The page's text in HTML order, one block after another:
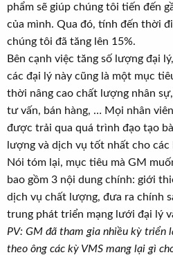
phẩm sẽ giúp chúng tôi tiến đến
của mình. Qua đó, tính đến thời
chúng tôi đã tăng lên 15%.
Bên cạnh việc tăng số lượng đại
các đại lý này cũng là một mục
thời nâng cao chất lượng nhân
tư vấn, bán hàng, … Mọi nhân
được trải qua quá trình đạo tạo
lượng và dịch vụ tốt nhất cho các
Nói tóm lại, mục tiêu mà GM
bao gồm 3 nội dung chính: giới
dịch vụ chất lượng, đưa ra chính
trung phát triển mạng lưới đại lý
PV: GM đã tham gia nhiều kỳ triển
theo ông các kỳ VMS mang lại gì